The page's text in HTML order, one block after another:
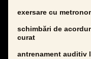
exersare cu
schimbări de
curat
antrenament auditiv